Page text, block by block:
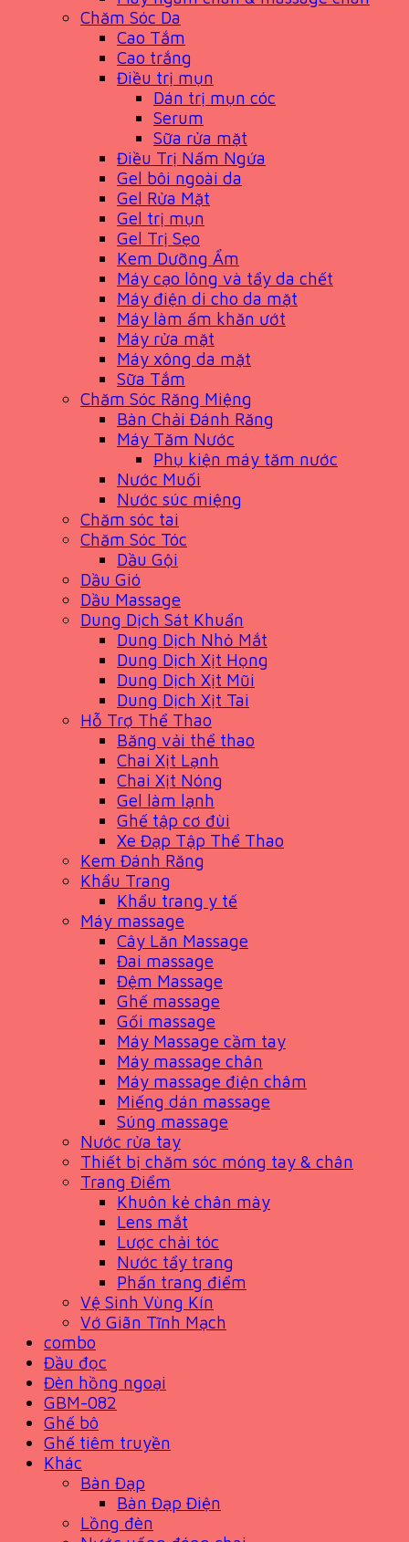
Chăm Sóc Da
Cao Tắm
Cao trắng
Điều trị mụn
Dán trị mụn cóc
Serum
Sữa rửa mặt
Điều Trị Nấm Ngứa
Gel bôi ngoài da
Gel Rửa Mặt
Gel trị mụn
Gel Trị Sẹo
Kem Dưỡng Ẩm
Máy cạo lông và tẩy da chết
Máy điện di cho da mặt
Máy làm ấm khăn ướt
Máy rửa mặt
Máy xông da mặt
Sữa Tắm
Chăm Sóc Răng Miệng
Bàn Chải Đánh Răng
Máy Tăm Nước
Phụ kiện máy tăm nước
Nước Muối
Nước súc miệng
Chăm sóc tai
Chăm Sóc Tóc
Dầu Gội
Dầu Gió
Dầu Massage
Dung Dịch Sát Khuẩn
Dung Dịch Nhỏ Mắt
Dung Dịch Xịt Họng
Dung Dịch Xịt Mũi
Dung Dịch Xịt Tai
Hỗ Trợ Thể Thao
Băng vải thể thao
Chai Xịt Lạnh
Chai Xịt Nóng
Gel làm lạnh
Ghế tập cơ đùi
Xe Đạp Tập Thể Thao
Kem Đánh Răng
Khẩu Trang
Khẩu trang y tế
Máy massage
Cây Lăn Massage
Đai massage
Đệm Massage
Ghế massage
Gối massage
Máy Massage cầm tay
Máy massage chân
Máy massage điện châm
Miếng dán massage
Súng massage
Nước rửa tay
Thiết bị chăm sóc móng tay & chân
Trang Điểm
Khuôn kẻ chân mày
Lens mắt
Lược chải tóc
Nước tẩy trang
Phấn trang điểm
Vệ Sinh Vùng Kín
Vớ Giãn Tĩnh Mạch
combo
Đầu đọc
Đèn hồng ngoại
GBM-082
Ghế bô
Ghế tiêm truyền
Khác
Bàn Đạp
Bàn Đạp Điện
Lồng đèn